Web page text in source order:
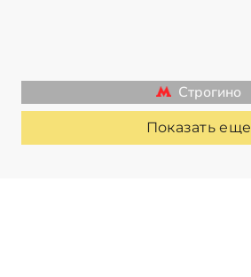
Строгино
Показать еще